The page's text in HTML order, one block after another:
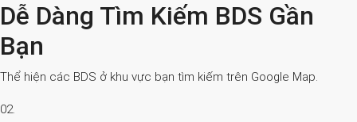
Dễ Dàng Tìm Kiếm BDS Gần
Bạn
Thể hiện các BDS ở khu vực bạn tìm kiếm trên Google Map.
02.